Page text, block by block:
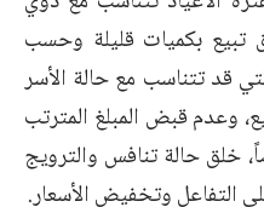
تبيع بكميات قليلة وحسب
1 دولار) التي قد تتناسب مع حالة الأسر
وعدم قبض المبلغ المترتب
خلق حالة تنافس والترويج
التفاعل وتخفيض الأسعار.